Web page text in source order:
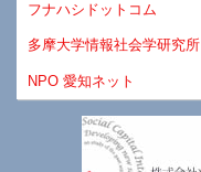
フナハシドットコム
多摩大学情報社会学研究所
NPO 愛知ネット